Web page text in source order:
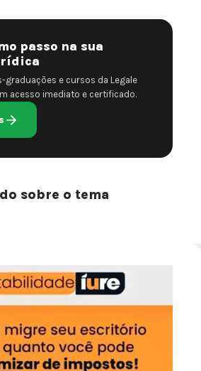
passo na sua
graduações e cursos da Legale
acesso imediato e certificado.
sobre o tema